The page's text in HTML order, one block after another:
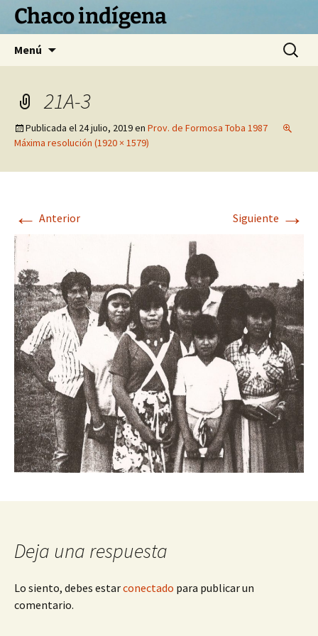
Chaco indígena
Menú Buscar:
21A-3
Publicada el 24 julio, 2019en Prov. de Formosa Toba 1987
Máxima resolución (1920 × 1579)
← Anterior Siguiente →
Deja una respuesta
Lo siento, debes estarconectado para publicar un
comentario.